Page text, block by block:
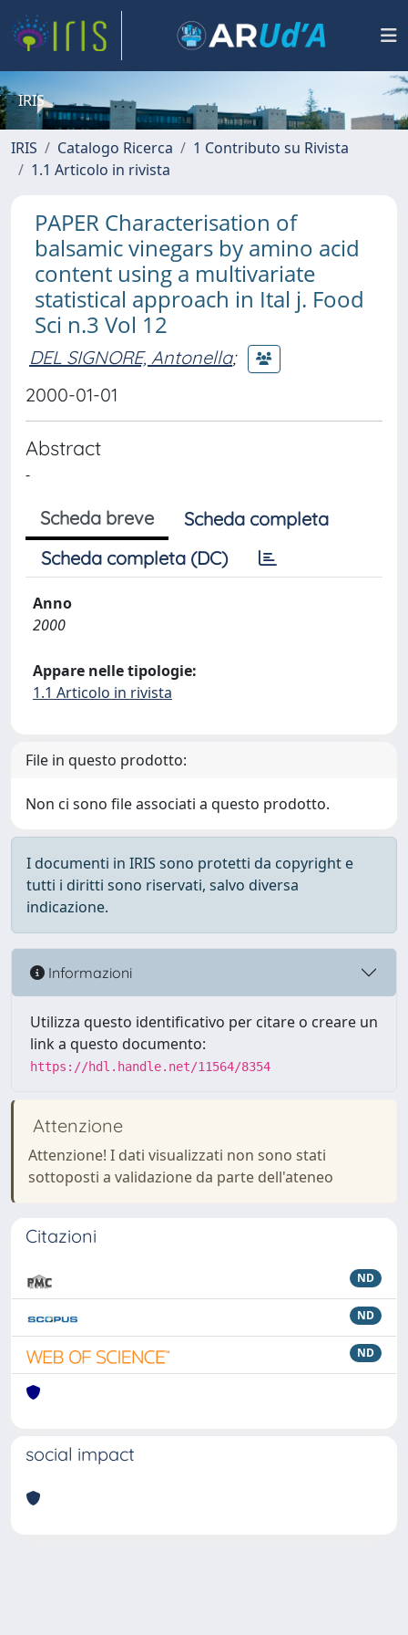
IRIS
IRIS Catalogo Ricerca
1 Contributo su Rivista
1.1 Articolo in rivista
PAPER Characterisation of
balsamic vinegars by amino acid
content using a multivariate
statistical approach in Ital j. Food
Sci n.3 Vol 12
DEL SIGNORE, Antonella;
2000-01-01
Abstract
-
Scheda breve
Scheda completa
Scheda completa (DC)
Anno
2000
Appare nelle tipologie:
1.1 Articolo in rivista
File in questo prodotto:
Non ci sono file associati a questo prodotto.
I documenti in IRIS sono protetti da copyright e
tutti i diritti sono riservati, salvo diversa
indicazione.
Informazioni
Utilizza questo identificativo per citare o creare un
link a questo documento:
https://hdl.handle.net/11564/8354
Attenzione
Attenzione! I dati visualizzati non sono stati
sottoposti a validazione da parte dell'ateneo
Citazioni
ND
ND
ND
social impact